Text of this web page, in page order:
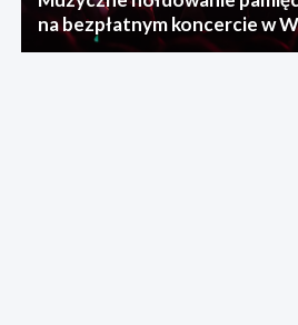
na bezpłatnym koncercie w